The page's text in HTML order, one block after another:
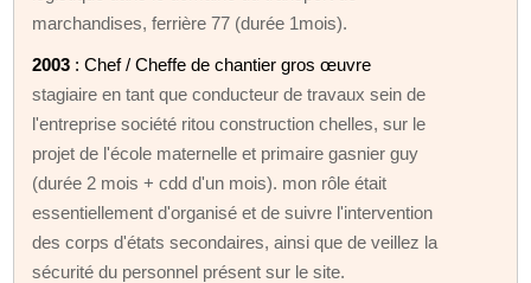
marchandises, ferrière 77 (durée 1mois).
2003 : Chef / Cheffe de chantier gros œuvre
stagiaire en tant que conducteur de travaux sein de
l'entreprise société ritou construction chelles, sur le
projet de l'école maternelle et primaire gasnier guy
(durée 2 mois + cdd d'un mois). mon rôle était
essentiellement d'organisé et de suivre l'intervention
des corps d'états secondaires, ainsi que de veillez la
sécurité du personnel présent sur le site.